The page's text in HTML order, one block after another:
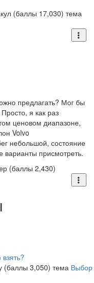
(баллы 17,030) тема
предлагать? Мог бы
я как раз
ценовом диапазоне,
Volvo
небольшой, состояние
присмотреть.
(баллы 2,430)
(баллы 3,050) тема Выбор